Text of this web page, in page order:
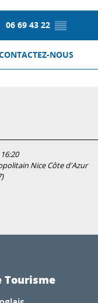
06 69 43 22 ▒▒
NOUS
Nice Côte d'Azur
)
Tourisme